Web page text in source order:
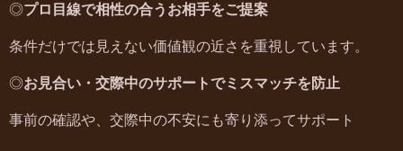
◎プロ目線で相性の合うお相手をご提案
条件だけでは見えない価値観の近さを重視しています。
◎お見合い・交際中のサポートでミスマッチを防止
事前の確認や、交際中の不安にも寄り添ってサポート